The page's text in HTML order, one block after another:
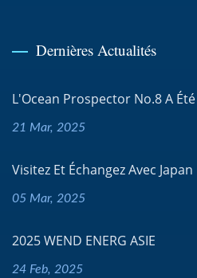
Dernières Actualités
L'Ocean Prospector No.8 A
21 Mar, 2025
Visitez Et Échangez Avec Japan
05 Mar, 2025
2025 WEND ENERG ASIE
24 Feb, 2025